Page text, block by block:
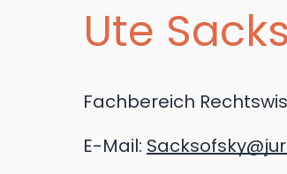
Ute
Fachbereich
E-Mail: